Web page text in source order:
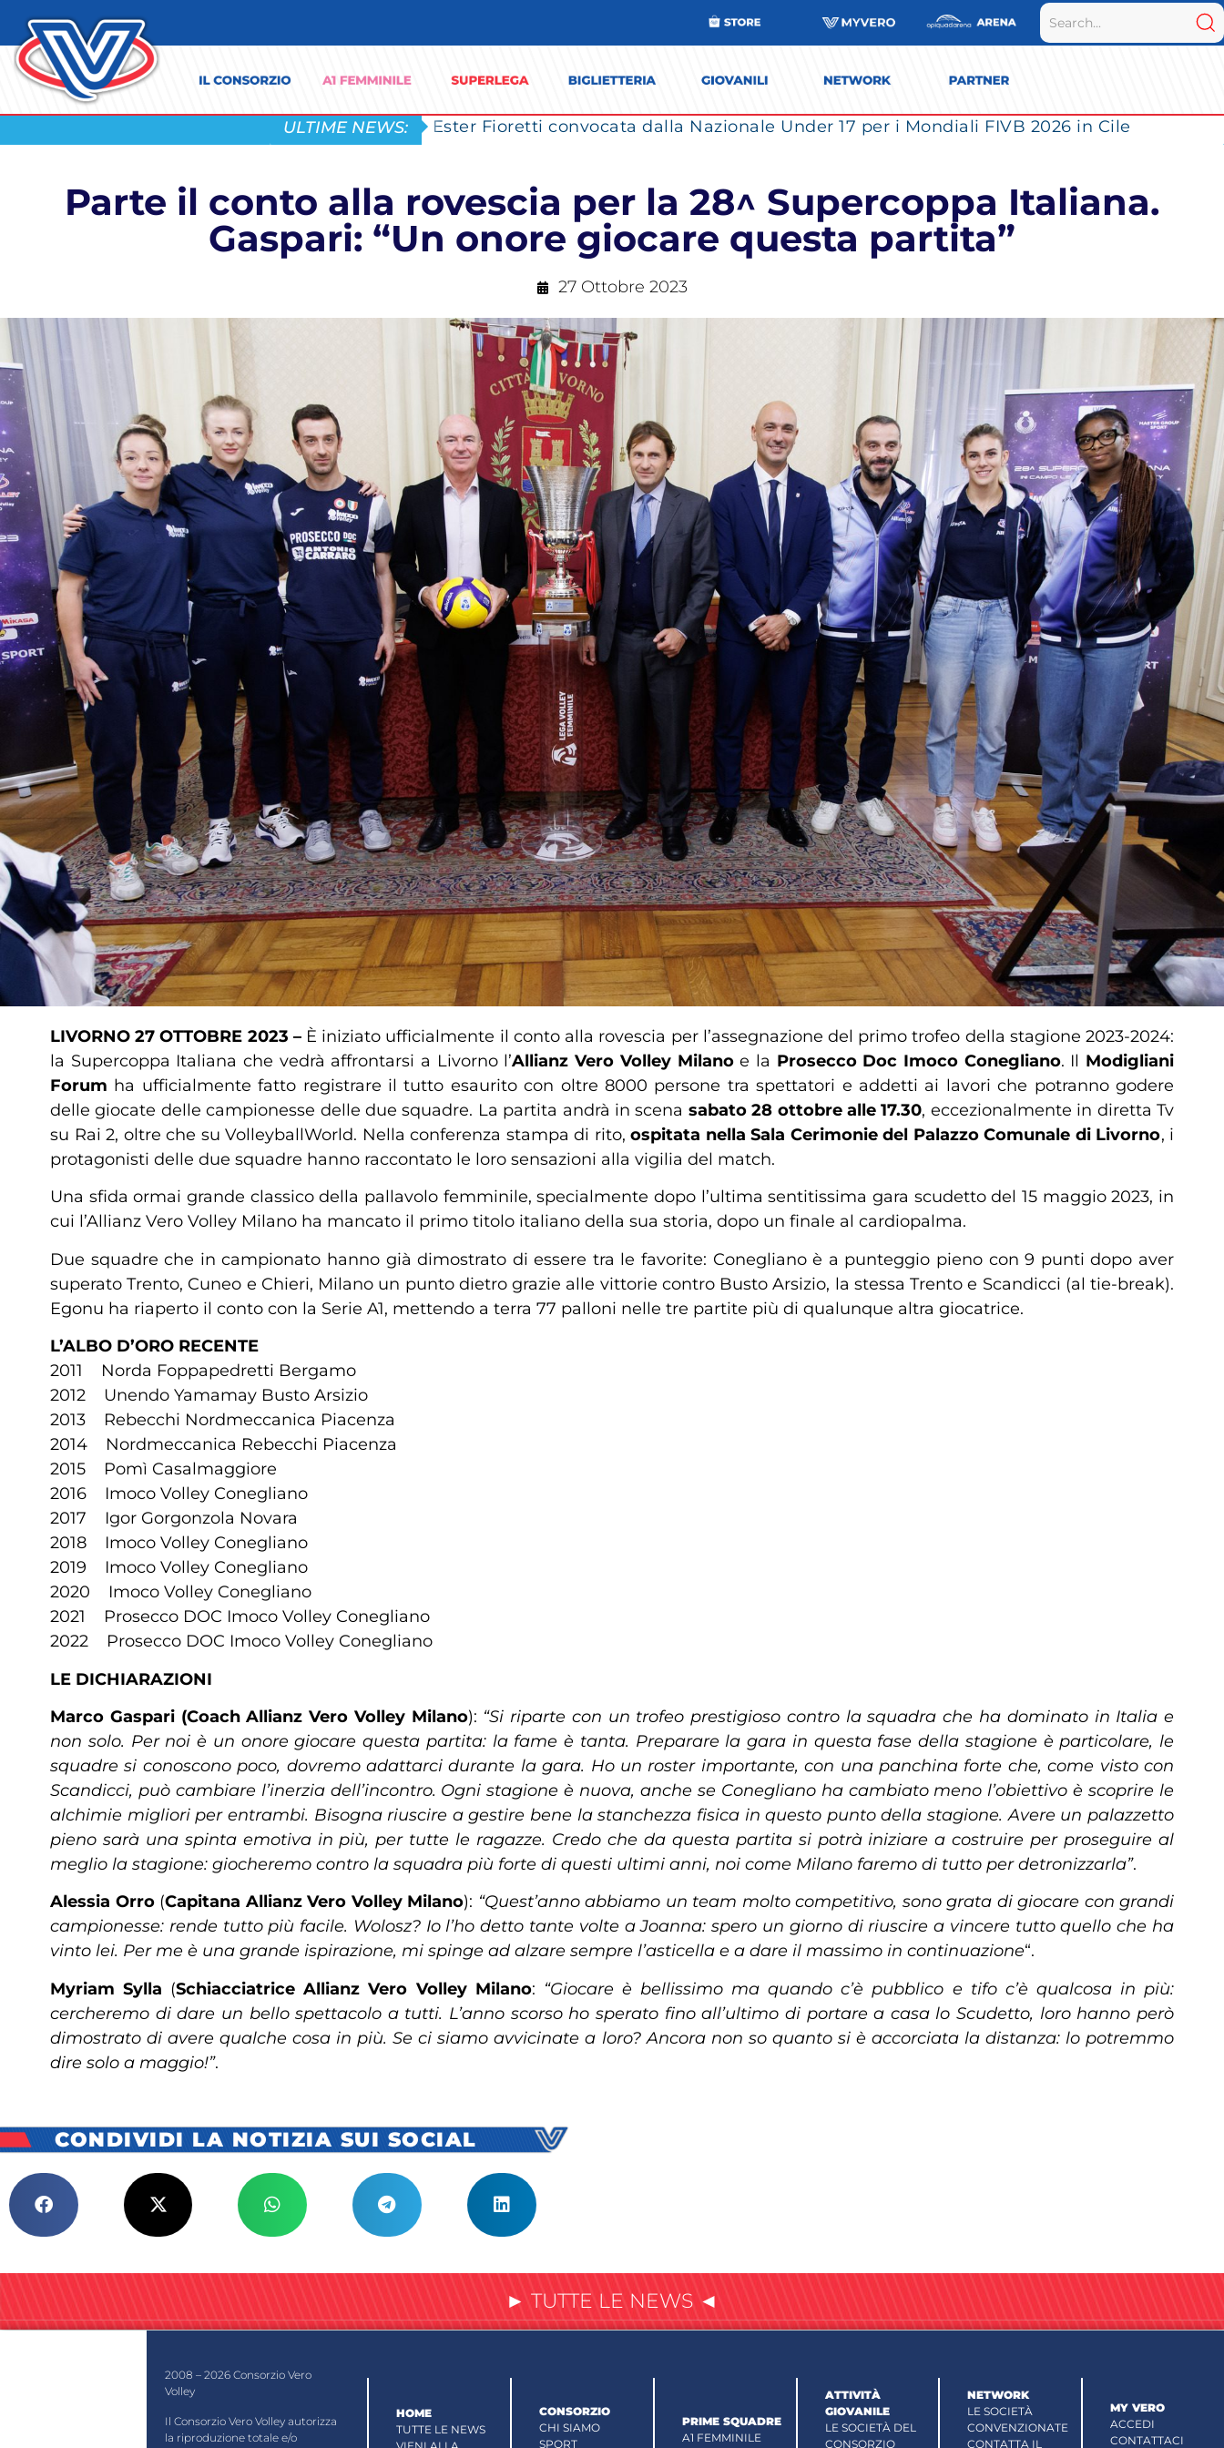
ULTIME NEWS: Ester Fioretti convocata dalla Nazionale Under 17 per i Mondiali FIVB 2026 in Cile
Parte il conto alla rovescia per la 28^ Supercoppa Italiana.
Gaspari: “Un onore giocare questa partita”
27 Ottobre 2023
LIVORNO 27 OTTOBRE 2023 –È iniziato ufficialmente il conto alla rovescia per l’assegnazione del primo trofeo della stagione 2023-2024:
la Supercoppa Italiana che vedrà affrontarsi a Livorno l’Allianz Vero Volley Milanoe la Prosecco Doc Imoco Conegliano. Il Modigliani
Forum ha ufficialmente fatto registrare il tutto esaurito con oltre 8000 persone tra spettatori e addetti ai lavori che potranno godere
delle giocate delle campionesse delle due squadre. La partita andrà in scena sabato 28 ottobre alle 17.30, eccezionalmente in diretta Tv
su Rai 2, oltre che su VolleyballWorld. Nella conferenza stampa di rito,ospitata nella Sala Cerimonie del Palazzo Comunale di Livorno, i
protagonisti delle due squadre hanno raccontato le loro sensazioni alla vigilia del match.
Una sfida ormai grande classico della pallavolo femminile, specialmente dopo l’ultima sentitissima gara scudetto del 15 maggio 2023, in
cui l’Allianz Vero Volley Milano ha mancato il primo titolo italiano della sua storia, dopo un finale al cardiopalma.
Due squadre che in campionato hanno già dimostrato di essere tra le favorite: Conegliano è a punteggio pieno con 9 punti dopo aver
superato Trento, Cuneo e Chieri, Milano un punto dietro grazie alle vittorie contro Busto Arsizio, la stessa Trento e Scandicci (al tie-break).
Egonu ha riaperto il conto con la Serie A1, mettendo a terra 77 palloni nelle tre partite più di qualunque altra giocatrice.
L’ALBO D’ORO RECENTE
2011 Norda Foppapedretti Bergamo
2012 Unendo Yamamay Busto Arsizio
2013 Rebecchi Nordmeccanica Piacenza
2014 Nordmeccanica Rebecchi Piacenza
2015 Pomì Casalmaggiore
2016 Imoco Volley Conegliano
2017 Igor Gorgonzola Novara
2018 Imoco Volley Conegliano
2019 Imoco Volley Conegliano
2020 Imoco Volley Conegliano
2021 Prosecco DOC Imoco Volley Conegliano
2022 Prosecco DOC Imoco Volley Conegliano
LE DICHIARAZIONI
Marco Gaspari (Coach Allianz Vero Volley Milano): “Si riparte con un trofeo prestigioso contro la squadra che ha dominato in Italia e
non solo. Per noi è un onore giocare questa partita: la fame è tanta. Preparare la gara in questa fase della stagione è particolare, le
squadre si conoscono poco, dovremo adattarci durante la gara. Ho un roster importante, con una panchina forte che, come visto con
Scandicci, può cambiare l’inerzia dell’incontro. Ogni stagione è nuova, anche se Conegliano ha cambiato meno l’obiettivo è scoprire le
alchimie migliori per entrambi. Bisogna riuscire a gestire bene la stanchezza fisica in questo punto della stagione. Avere un palazzetto
pieno sarà una spinta emotiva in più, per tutte le ragazze. Credo che da questa partita si potrà iniziare a costruire per proseguire al
meglio la stagione: giocheremo contro la squadra più forte di questi ultimi anni, noi come Milano faremo di tutto per detronizzarla”.
Alessia Orro(Capitana Allianz Vero Volley Milano): “Quest’anno abbiamo un team molto competitivo, sono grata di giocare con grandi
campionesse: rende tutto più facile. Wolosz? Io l’ho detto tante volte a Joanna: spero un giorno di riuscire a vincere tutto quello che ha
vinto lei. Per me è una grande ispirazione, mi spinge ad alzare sempre l’asticella e a dare il massimo in continuazione“.
Myriam Sylla (Schiacciatrice Allianz Vero Volley Milano: “Giocare è bellissimo ma quando c’è pubblico e tifo c’è qualcosa in più:
cercheremo di dare un bello spettacolo a tutti. L’anno scorso ho sperato fino all’ultimo di portare a casa lo Scudetto, loro hanno però
dimostrato di avere qualche cosa in più. Se ci siamo avvicinate a loro? Ancora non so quanto si è accorciata la distanza: lo potremmo
dire solo a maggio!”.
CONDIVIDI LA NOTIZIA SUI SOCIAL
► TUTTE LE NEWS ◄
2008 – 2026 Consorzio Vero
Volley
Il Consorzio Vero Volley autorizza
la riproduzione totale e/o
HOME
TUTTE LE NEWS
VIENI ALLA
CONSORZIO
CHI SIAMO
SPORT
PRIME SQUADRE
A1 FEMMINILE
ATTIVITÀ
GIOVANILE
LE SOCIETÀ DEL
CONSORZIO
NETWORK
LE SOCIETÀ
CONVENZIONATE
CONTATTA IL
MY VERO
ACCEDI
CONTATTACI